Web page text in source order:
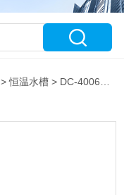
>恒温水槽 > DC-4006低温循环槽